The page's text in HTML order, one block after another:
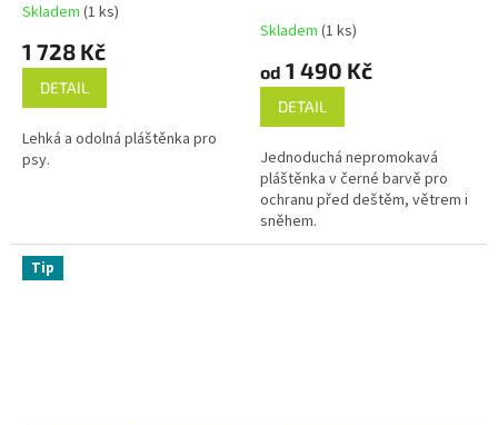
Průměrné
produktu
5,0
5
hvězdiček.
Skladem (1 ks)
1 728 Kč
DETAIL
Lehká a odolná pláštěnka pro
psy.
Skladem (1 ks)
od 1 490 Kč
DETAIL
Jednoduchá nepromokavá
pláštěnka v černé barvě pro
ochranu před deštěm, větrem i
sněhem.
Tip